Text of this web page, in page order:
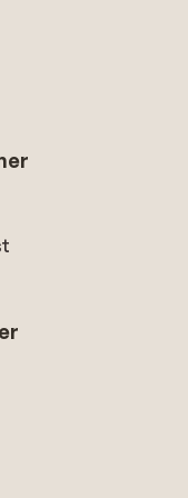
moet
ze
wat
en de
niet te
was
Ik leg